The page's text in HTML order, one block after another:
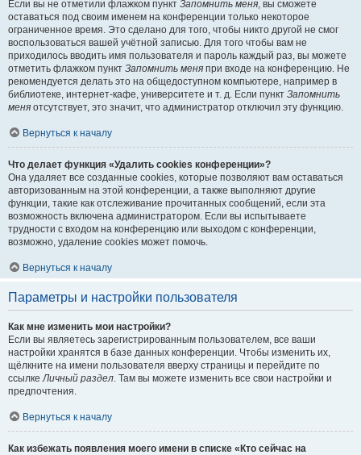
Если вы не отметили флажком пункт Запомнить меня, вы сможете
оставаться под своим именем на конференции только некоторое
ограниченное время. Это сделано для того, чтобы никто другой не смог
воспользоваться вашей учётной записью. Для того чтобы вам не
приходилось вводить имя пользователя и пароль каждый раз, вы можете
отметить флажком пункт Запомнить меня при входе на конференцию. Не
рекомендуется делать это на общедоступном компьютере, например в
библиотеке, интернет-кафе, университете и т. д. Если пункт Запомнить
меня отсутствует, это значит, что администратор отключил эту функцию.
Вернуться к началу
Что делает функция «Удалить cookies конференции»?
Она удаляет все созданные cookies, которые позволяют вам оставаться
авторизованным на этой конференции, а также выполняют другие
функции, такие как отслеживание прочитанных сообщений, если эта
возможность включена администратором. Если вы испытываете
трудности с входом на конференцию или выходом с конференции,
возможно, удаление cookies может помочь.
Вернуться к началу
Параметры и настройки пользователя
Как мне изменить мои настройки?
Если вы являетесь зарегистрированным пользователем, все ваши
настройки хранятся в базе данных конференции. Чтобы изменить их,
щёлкните на имени пользователя вверху страницы и перейдите по
ссылкеЛичный раздел. Там вы можете изменить все свои настройки и
предпочтения.
Вернуться к началу
Как избежать появления моего имени в списке «Кто сейчас на